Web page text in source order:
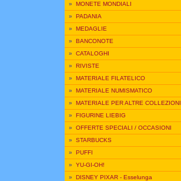
» MONETE MONDIALI
» PADANIA
» MEDAGLIE
» BANCONOTE
» CATALOGHI
» RIVISTE
» MATERIALE FILATELICO
» MATERIALE NUMISMATICO
» MATERIALE PER ALTRE COLLEZIONI
» FIGURINE LIEBIG
» OFFERTE SPECIALI / OCCASIONI
» STARBUCKS
» PUFFI
» YU-GI-OH!
» DISNEY PIXAR - Esselunga